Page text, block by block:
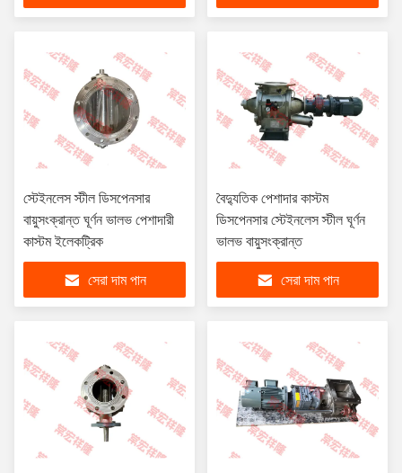
স্টেইনলেস স্টীল ডিসপেনসার
বায়ুসংক্রান্ত ঘূর্ণন ভালভ পেশাদারী
কাস্টম ইলেকট্রিক
সেরা দাম পান
বৈদ্যুতিক পেশাদার কাস্টম
ডিসপেনসার স্টেইনলেস স্টীল ঘূর্ণন
ভালভ বায়ুসংক্রান্ত
সেরা দাম পান